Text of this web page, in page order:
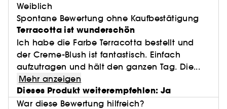
Weiblich
Spontane Bewertung ohne Kaufbestätigung
Terracotta ist wunderschön
Ich habe die Farbe Terracotta bestellt und
der Creme-Blush ist fantastisch. Einfach
aufzutragen und hält den ganzen Tag. Die...
Mehr anzeigen
Dieses Produkt weiterempfehlen: Ja
War diese Bewertung hilfreich?